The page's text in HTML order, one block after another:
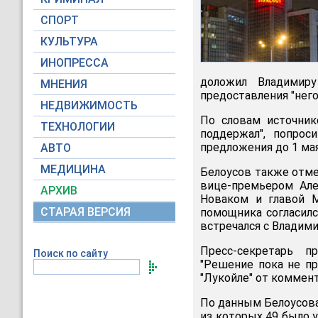
СПОРТ
КУЛЬТУРА
ИНОПРЕССА
МНЕНИЯ
НЕДВИЖИМОСТЬ
ТЕХНОЛОГИИ
АВТО
МЕДИЦИНА
АРХИВ
СТАРАЯ ВЕРСИЯ
Поиск по сайту
доложил
предоставления
По словам
поддержал",
предложения до 1
Белоусов также
вице-премьером
Новаком и главой
помощника
встречался с
Пресс-секретарь
"Решение пока не
"Лукойле" от
По данным